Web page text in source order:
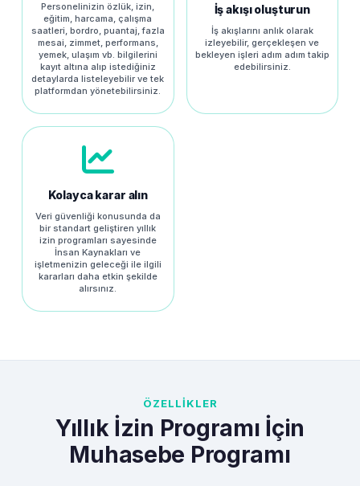
Personelinizin özlük, izin,
eğitim, harcama, çalışma
saatleri, bordro, puantaj, fazla
mesai, zimmet, performans,
yemek, ulaşım vb. bilgilerini
kayıt altına alıp istediğiniz
detaylarda listeleyebilir ve tek
platformdan yönetebilirsiniz.
İş akışı oluşturun
İş akışlarını anlık olarak
izleyebilir, gerçekleşen ve
bekleyen işleri adım adım takip
edebilirsiniz.
Kolayca karar alın
Veri güvenliği konusunda da
bir standart geliştiren yıllık
izin programları sayesinde
İnsan Kaynakları ve
işletmenizin geleceği ile ilgili
kararları daha etkin şekilde
alırsınız.
ÖZELLİKLER
Yıllık İzin Programı İçin
Muhasebe Programı